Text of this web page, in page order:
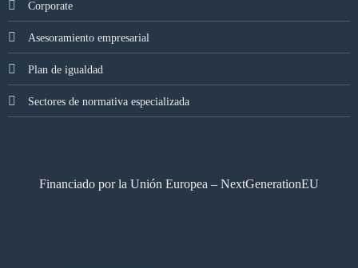
Corporate
Asesoramiento empresarial
Plan de igualdad
Sectores de normativa especializada
Financiado por la Unión Europea – NextGenerationEU